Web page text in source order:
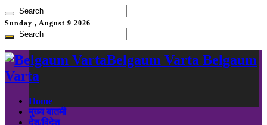
Sunday , August 9 2026
Belgaum Varta Belgaum
Varta
Home
मुख्य बातमी
देश/विदेश